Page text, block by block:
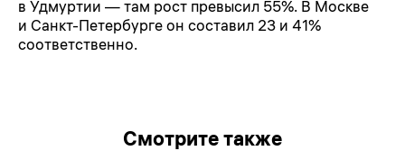
в Удмуртии — там рост превысил 55%. В Москве
и Санкт-Петербурге он составил 23 и 41%
соответственно.
Смотрите также